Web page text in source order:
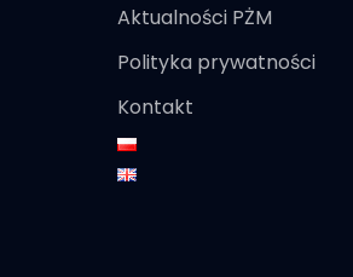
Aktualności PŻM
Polityka prywatności
Kontakt